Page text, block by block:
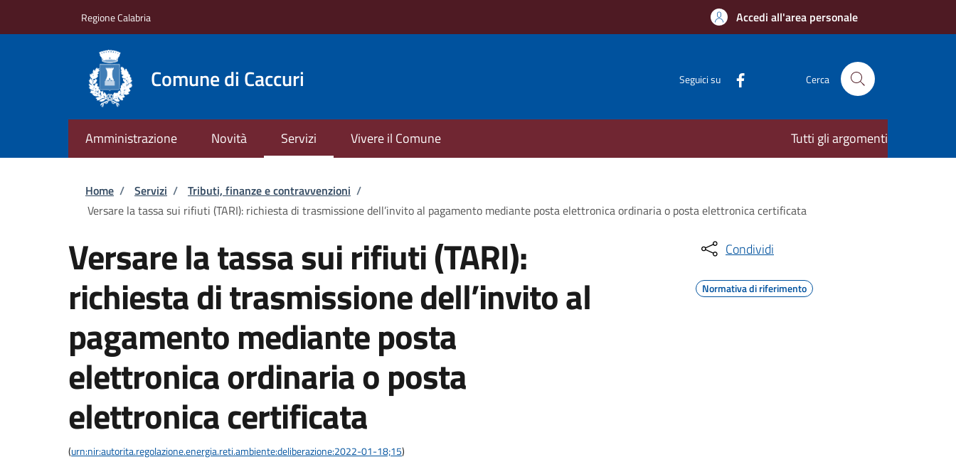
Regione Calabria Accedi all'area personale
Comune di Caccuri Seguici su Cerca
Amministrazione Novità Servizi Vivere il Comune Tutti gli argomenti
Briciole di pane
Home / Servizi / Tributi, finanze e contravvenzioni /
Versare la tassa sui rifiuti (TARI): richiesta di trasmissione dell’invito al pagamento mediante posta elettronica ordinaria o posta elettronica certificata
Versare la tassa sui rifiuti (TARI):
richiesta di trasmissione dell’invito al
pagamento mediante posta
elettronica ordinaria o posta
elettronica certificata
(urn:nir:autorita.regolazione.energia.reti.ambiente:deliberazione:2022-01-18;15)
Condividi
Normativa di riferimento